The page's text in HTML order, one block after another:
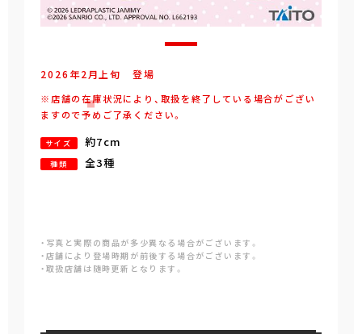
2026年2月 上旬 登場
※店舗の在庫状況により、取扱を終了している場合がござい
ますので予めご了承ください。
サイズ 約7cm
種類 全3種
・写真と実際の商品が多少異なる場合がございます。
・店舗により登場時期が前後する場合がございます。
・取扱店舗は随時更新となります。